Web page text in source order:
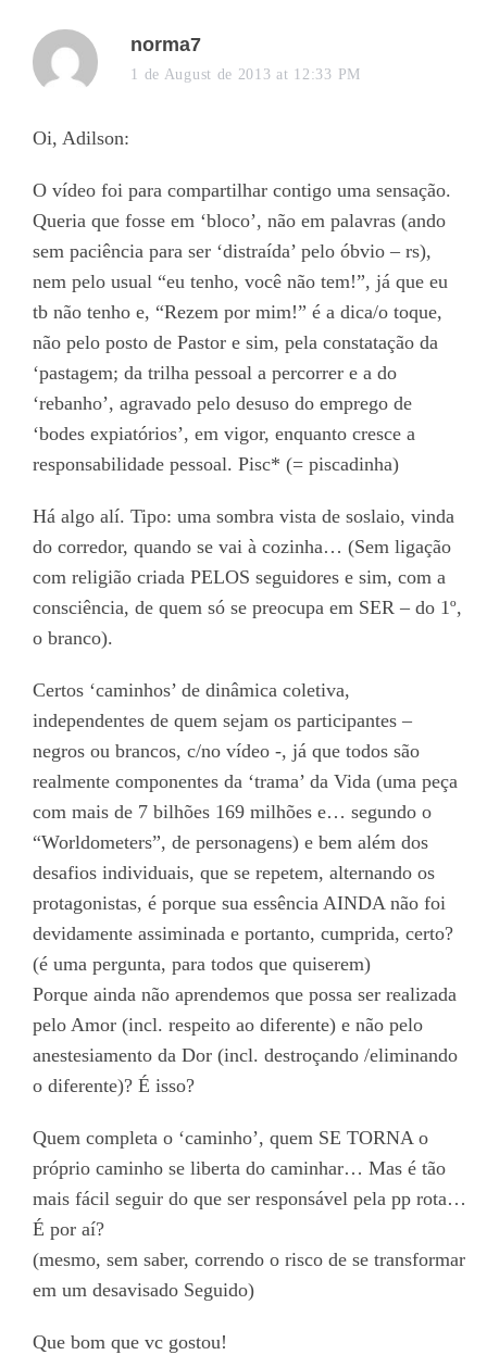
s
a
norma7
1 de August de 2013 at 12:33 PM
Oi, Adilson:
O vídeo foi para compartilhar contigo uma sensação.
Queria que fosse em ‘bloco’, não em palavras (ando
sem paciência para ser ‘distraída’ pelo óbvio – rs),
nem pelo usual “eu tenho, você não tem!”, já que eu
tb não tenho e, “Rezem por mim!” é a dica/o toque,
não pelo posto de Pastor e sim, pela constatação da
‘pastagem; da trilha pessoal a percorrer e a do
‘rebanho’, agravado pelo desuso do emprego de
‘bodes expiatórios’, em vigor, enquanto cresce a
responsabilidade pessoal. Pisc* (= piscadinha)
Há algo alí. Tipo: uma sombra vista de soslaio, vinda
do corredor, quando se vai à cozinha… (Sem ligação
com religião criada PELOS seguidores e sim, com a
consciência, de quem só se preocupa em SER – do 1º,
o branco).
Certos ‘caminhos’ de dinâmica coletiva,
independentes de quem sejam os participantes –
negros ou brancos, c/no vídeo -, já que todos são
realmente componentes da ‘trama’ da Vida (uma peça
com mais de 7 bilhões 169 milhões e… segundo o
“Worldometers”, de personagens) e bem além dos
desafios individuais, que se repetem, alternando os
protagonistas, é porque sua essência AINDA não foi
devidamente assiminada e portanto, cumprida, certo?
(é uma pergunta, para todos que quiserem)
Porque ainda não aprendemos que possa ser realizada
pelo Amor (incl. respeito ao diferente) e não pelo
anestesiamento da Dor (incl. destroçando /eliminando
o diferente)? É isso?
Quem completa o ‘caminho’, quem SE TORNA o
próprio caminho se liberta do caminhar… Mas é tão
mais fácil seguir do que ser responsável pela pp rota…
É por aí?
(mesmo, sem saber, correndo o risco de se transformar
em um desavisado Seguido)
Que bom que vc gostou!